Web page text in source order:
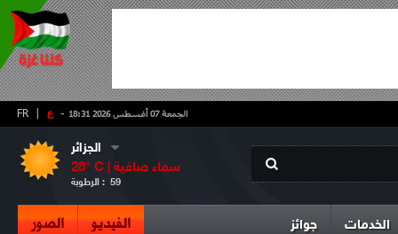
- ع FR الجمعة 07 أغسطس 2026 18:31
الجزائر
28° C | سماء صافية
الرطوبة : 59
الخدمات جوائز الفيديو الصور